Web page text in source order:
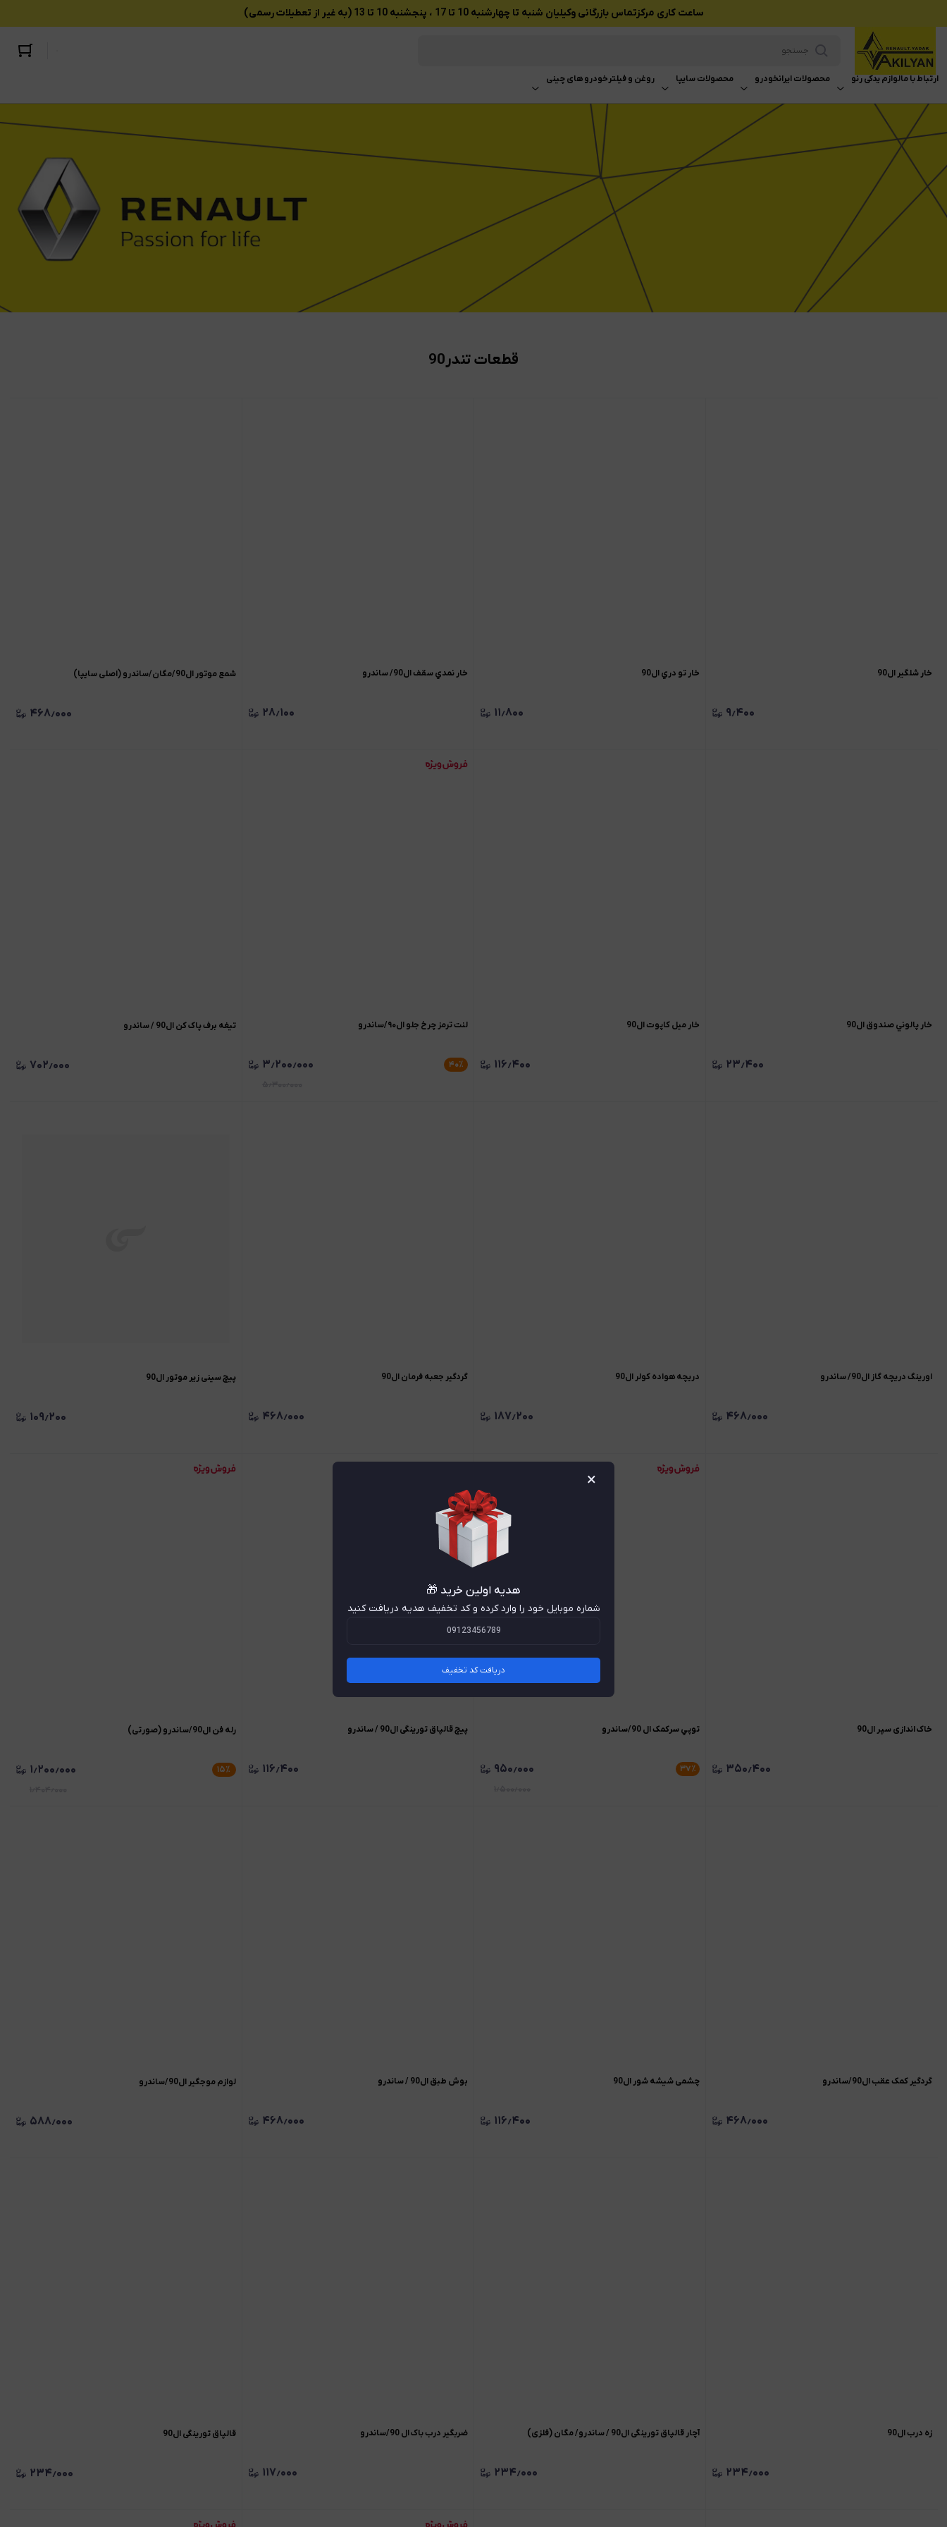
ساعت کاری مرکزتماس بازرگانی وکیلیان شنبه تا چهارشنبه 10 تا 17 ، پنجشنبه 10 تا 13 (به غیر از تعطیلات رسمی)
ارتباط با مالوازم یدکی رنو محصولات ایرانخودرو محصولات سایپا روغن و فیلتر خودرو های چینی
قطعات تندر90
خار شلگير ال90
۹٫۴۰۰
خار تو دري ال90
۱۱٫۸۰۰
خار نمدي سقف ال90/ ساندرو
۲۸٫۱۰۰
شمع موتور ال90/مگان/ساندرو (اصلی سایپا)
۴۶۸٫۰۰۰
خار پالوني صندوق ال90
۲۳٫۴۰۰
خار میل کاپوت ال90
۱۱۶٫۴۰۰
لنت ترمز چرخ جلو ال۹۰/ساندرو
۴۰٪ ۳٫۲۰۰٫۰۰۰
تیغه برف پاک کن ال90 / ساندرو
۷۰۲٫۰۰۰
اورینگ دریچه گاز ال90/ ساندرو
۴۶۸٫۰۰۰
دریچه هواده کولر ال90
۱۸۷٫۲۰۰
گردگیر جعبه فرمان ال90
۴۶۸٫۰۰۰
پیچ سینی زیر موتور ال90
۱۰۹٫۲۰۰
خاک اندازی سپر ال90
۳۵۰٫۴۰۰
توپي سرکمک ال 90/ساندرو
۳۷٪ ۹۵۰٫۰۰۰
پیچ قالپاق تورینگی ال90 / ساندرو
۱۱۶٫۴۰۰
رله فن ال90/ساندرو (صورتی)
۱۵٪ ۱٫۲۰۰٫۰۰۰
گردگیر کمک عقب ال90/ساندرو
۴۶۸٫۰۰۰
چشمی شیشه شور ال90
۱۱۶٫۴۰۰
بوش طبق ال90 / ساندرو
۴۶۸٫۰۰۰
لوازم موجگیر ال90/ساندرو
۵۸۸٫۰۰۰
زه درب ال90
۲۳۴٫۰۰۰
آچار قالپاق تورینگی ال90 / ساندرو/ مگان (فلزی)
۲۳۴٫۰۰۰
ضربگير درب باک ال 90/ساندرو
۱۱۷٫۰۰۰
قالپاق تورینگی ال90
۲۳۴٫۰۰۰
×
هدیه اولین خرید 🎁
شماره موبایل خود را وارد کرده و کد تخفیف هدیه دریافت کنید
دریافت کد تخفیف